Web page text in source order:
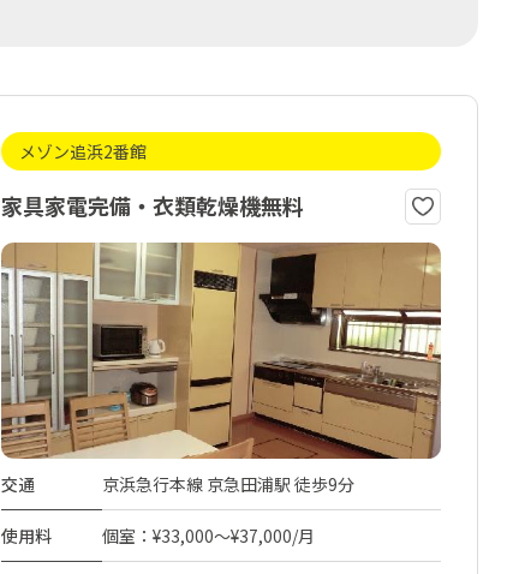
メゾン追浜2番館
家具家電完備・衣類乾燥機無料
交通 京浜急行本線 京急田浦駅 徒歩9分
使用料 個室：¥33,000～¥37,000/月